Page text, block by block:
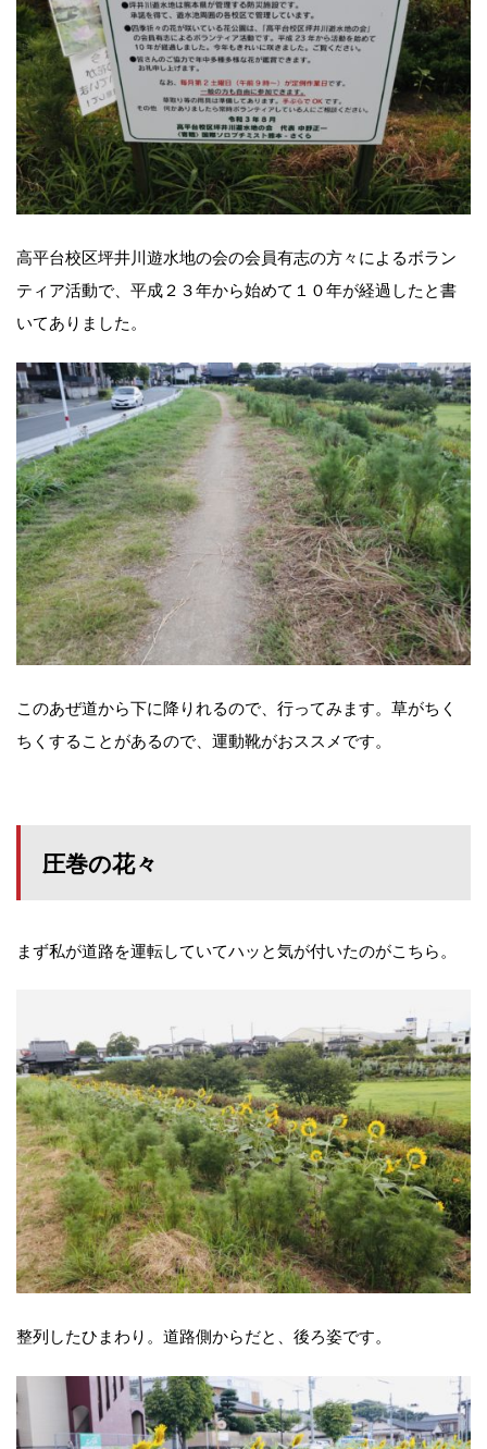
高平台校区坪井川遊水地の会の会員有志の方々によるボラン
ティア活動で、平成２３年から始めて１０年が経過したと書
いてありました。
このあぜ道から下に降りれるので、行ってみます。草がちく
ちくすることがあるので、運動靴がおススメです。
圧巻の花々
まず私が道路を運転していてハッと気が付いたのがこちら。
整列したひまわり。道路側からだと、後ろ姿です。